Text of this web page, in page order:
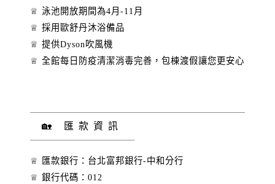
♕ 泳池開放期間為4月-11月
♕ 採用歐舒丹沐浴備品
♕ 提供Dyson吹風機
♕ 全館每日防疫清潔消毒完善，包棟渡假讓您更安心
🏡 匯款資訊
♕ 匯款銀行：台北富邦銀行-中和分行
♕ 銀行代碼：012